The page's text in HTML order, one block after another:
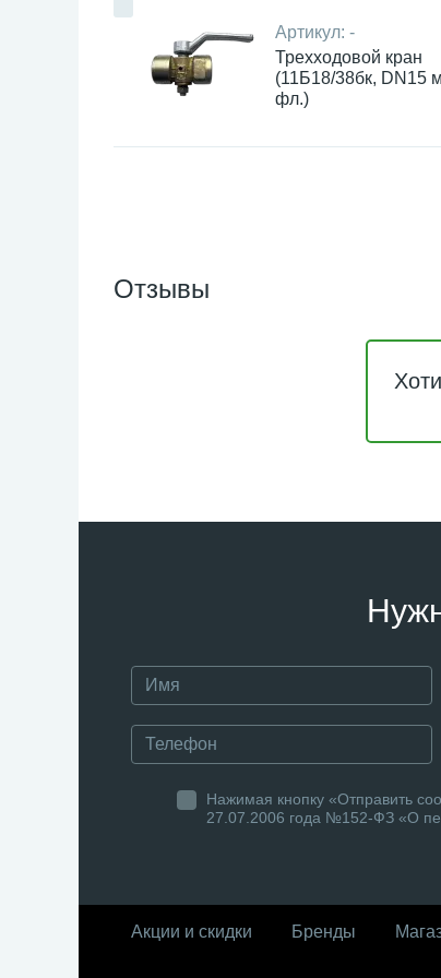
Артикул: -
Трехходовой кран
(11Б18/38бк, DN15
фл.)
Отзывы
Нажимая кнопку «Отправить
27.07.2006 года №152-ФЗ «О
Акции и скидки Бренды